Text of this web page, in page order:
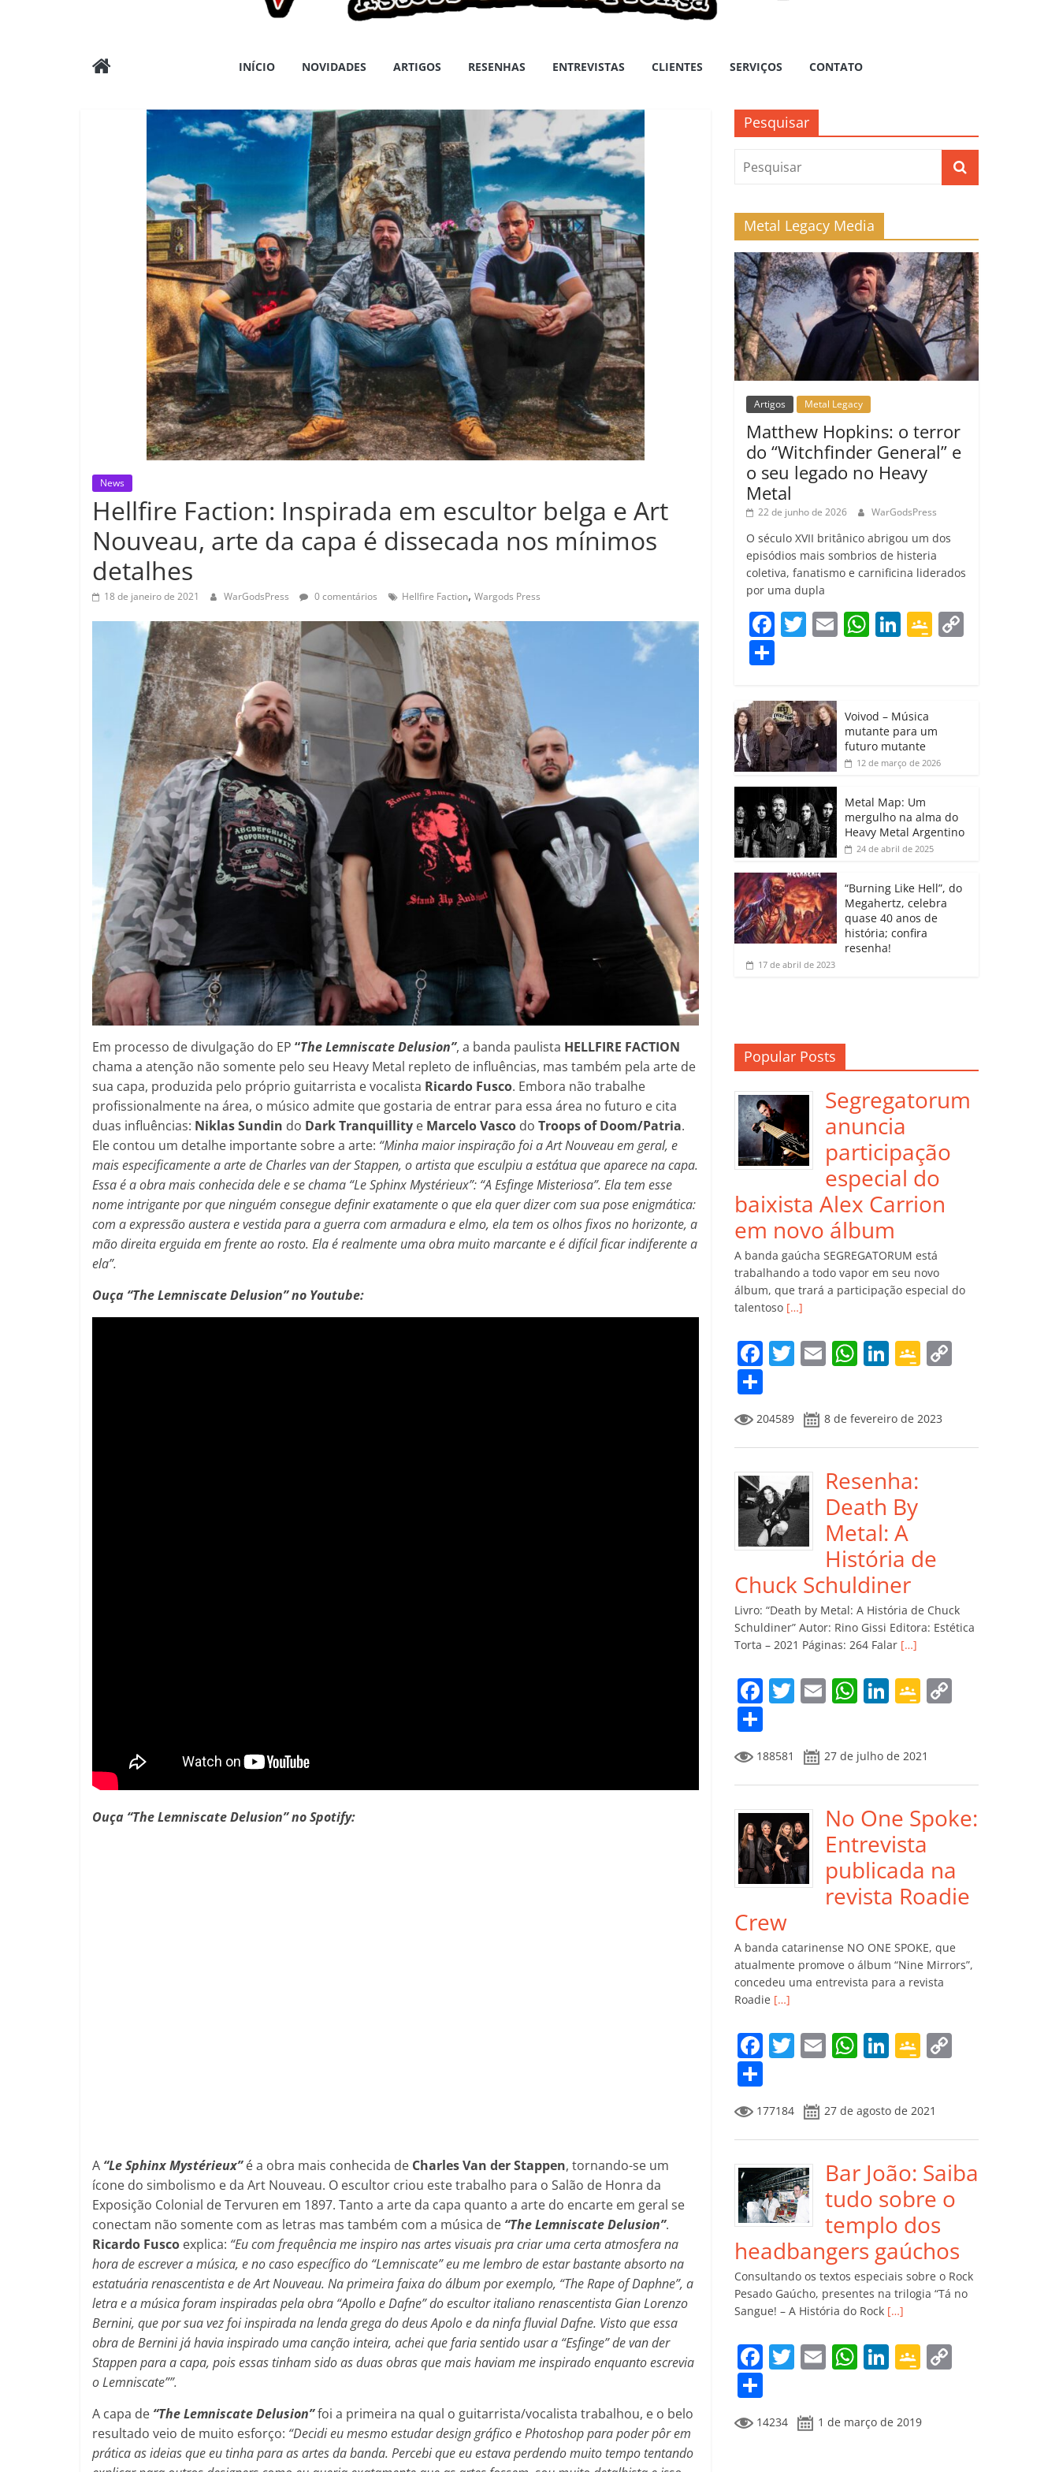
Wargods
Press
INÍCIO NOVIDADES ARTIGOS RESENHAS ENTREVISTAS CLIENTES SERVIÇOS CONTATO
News
Hellfire Faction: Inspirada em escultor belga e Art
Nouveau, arte da capa é dissecada nos mínimos
detalhes
18 de janeiro de 2021 WarGodsPress 0 comentários Hellfire Faction, Wargods Press
Em processo de divulgação do EP “The Lemniscate Delusion”, a banda paulista HELLFIRE FACTION
chama a atenção não somente pelo seu Heavy Metal repleto de influências, mas também pela arte de
sua capa, produzida pelo próprio guitarrista e vocalista Ricardo Fusco. Embora não trabalhe
profissionalmente na área, o músico admite que gostaria de entrar para essa área no futuro e cita
duas influências: Niklas Sundin do Dark Tranquillity e Marcelo Vasco do Troops of Doom/Patria.
Ele contou um detalhe importante sobre a arte: “Minha maior inspiração foi a Art Nouveau em geral, e
mais especificamente a arte de Charles van der Stappen, o artista que esculpiu a estátua que aparece na capa.
Essa é a obra mais conhecida dele e se chama “Le Sphinx Mystérieux”: “A Esfinge Misteriosa”. Ela tem esse
nome intrigante por que ninguém consegue definir exatamente o que ela quer dizer com sua pose enigmática:
com a expressão austera e vestida para a guerra com armadura e elmo, ela tem os olhos fixos no horizonte, a
mão direita erguida em frente ao rosto. Ela é realmente uma obra muito marcante e é difícil ficar indiferente a
ela”.
Ouça “The Lemniscate Delusion” no Youtube:
Ouça “The Lemniscate Delusion” no Spotify:
A “Le Sphinx Mystérieux”é a obra mais conhecida de Charles Van der Stappen, tornando-se um
ícone do simbolismo e da Art Nouveau. O escultor criou este trabalho para o Salão de Honra da
Exposição Colonial de Tervuren em 1897. Tanto a arte da capa quanto a arte do encarte em geral se
conectam não somente com as letras mas também com a música de “The Lemniscate Delusion”.
Ricardo Fusco explica: “Eu com frequência me inspiro nas artes visuais pra criar uma certa atmosfera na
hora de escrever a música, e no caso específico do “Lemniscate” eu me lembro de estar bastante absorto na
estatuária renascentista e de Art Nouveau. Na primeira faixa do álbum por exemplo, “The Rape of Daphne”, a
letra e a música foram inspiradas pela obra “Apollo e Dafne” do escultor italiano renascentista Gian Lorenzo
Bernini, que por sua vez foi inspirada na lenda grega do deus Apolo e da ninfa fluvial Dafne. Visto que essa
obra de Bernini já havia inspirado uma canção inteira, achei que faria sentido usar a “Esfinge” de van der
Stappen para a capa, pois essas tinham sido as duas obras que mais haviam me inspirado enquanto escrevia
o Lemniscate””.
A capa de “The Lemniscate Delusion”foi a primeira na qual o guitarrista/vocalista trabalhou, e o belo
resultado veio de muito esforço: “Decidi eu mesmo estudar design gráfico e Photoshop para poder pôr em
prática as ideias que eu tinha para as artes da banda. Percebi que eu estava perdendo muito tempo tentando
Pesquisar
Metal Legacy Media
Artigos Metal Legacy
Matthew Hopkins: o terror
do “Witchfinder General” e
o seu legado no Heavy
Metal
22 de junho de 2026 WarGodsPress
O século XVII britânico abrigou um dos
episódios mais sombrios de histeria
coletiva, fanatismo e carnificina liderados
por uma dupla
F
e
b
o
o
k
T
er
E W
A
p
p
Li
dI
n
G
e
a
ro
o
m
m
p
ar
til
h
ar
Voivod – Música
mutante para um
futuro mutante
12 de março de 2026
Metal Map: Um
mergulho na alma do
Heavy Metal Argentino
24 de abril de 2025
“Burning Like Hell”, do
Megahertz, celebra
quase 40 anos de
história; confira
resenha!
17 de abril de 2023
Popular Posts
Segregatorum
anuncia
participação
especial do
baixista Alex Carrion
em novo álbum
A banda gaúcha SEGREGATORUM está
trabalhando a todo vapor em seu novo
álbum, que trará a participação especial do
talentoso […]
F
e
b
o
o
k
T
itt
er
E
l
W
s
A
p
p
Li
e
dI
n
G
gl
e
ro
m
Li
o
m
p
ar
til
h
ar
204589 8 de fevereiro de 2023
Resenha:
Death By
Metal: A
História de
Chuck Schuldiner
Livro: “Death by Metal: A História de Chuck
Schuldiner” Autor: Rino Gissi Editora: Estética
Torta – 2021 Páginas: 264 Falar […]
F
e
b
o
o
k
T
itt
er
E
l
W
s
A
p
p
Li
e
dI
n
G
gl
e
Cl
a
ss
ro
m
Li
n
o
m
p
ar
til
h
ar
188581 27 de julho de 2021
No One Spoke:
Entrevista
publicada na
revista Roadie
Crew
A banda catarinense NO ONE SPOKE, que
atualmente promove o álbum “Nine Mirrors”,
concedeu uma entrevista para a revista
Roadie […]
F
e
b
o
o
k
T
itt
er
E
l
W
s
A
p
p
Li
e
dI
n
G
gl
e
Cl
a
ss
ro
o
m
Li
n
k
o
m
p
ar
til
h
ar
177184 27 de agosto de 2021
Bar João: Saiba
tudo sobre o
templo dos
headbangers gaúchos
Consultando os textos especiais sobre o Rock
Pesado Gaúcho, presentes na trilogia “Tá no
Sangue! – A História do Rock […]
F
e
T
itt
er
E
l
W
s
Li
e
G
gl
o
m
14234 1 de março de 2019